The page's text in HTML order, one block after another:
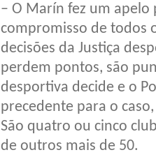
– O Marín fez um
compromisso de todos
decisões da Justiça
perdem pontos, são
desportiva decide e o
precedente para o
São quatro ou cinco
de outros mais de 50.